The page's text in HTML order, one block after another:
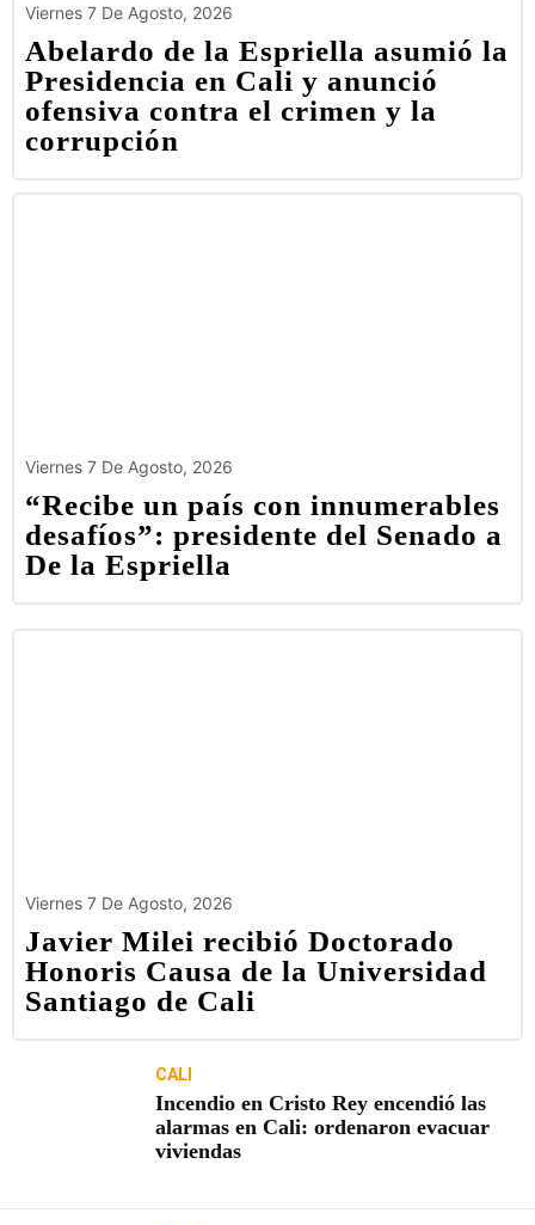
Viernes 7 De Agosto, 2026
Abelardo de la Espriella asumió la
Presidencia en Cali y anunció
ofensiva contra el crimen y la
corrupción
Viernes 7 De Agosto, 2026
“Recibe un país con innumerables
desafíos”: presidente del Senado a
De la Espriella
Viernes 7 De Agosto, 2026
Javier Milei recibió Doctorado
Honoris Causa de la Universidad
Santiago de Cali
CALI
Incendio en Cristo Rey encendió las
alarmas en Cali: ordenaron evacuar
viviendas